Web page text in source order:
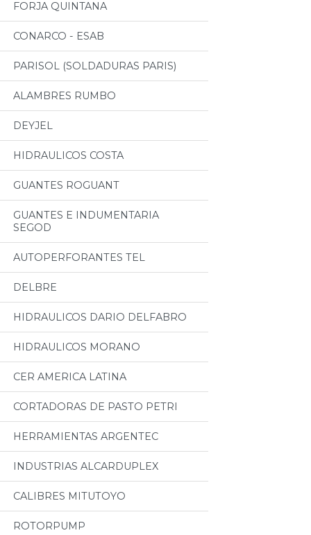
FORJA QUINTANA
CONARCO - ESAB
PARISOL (SOLDADURAS PARIS)
ALAMBRES RUMBO
DEYJEL
HIDRAULICOS COSTA
GUANTES ROGUANT
GUANTES E INDUMENTARIA
SEGOD
AUTOPERFORANTES TEL
DELBRE
HIDRAULICOS DARIO DELFABRO
HIDRAULICOS MORANO
CER AMERICA LATINA
CORTADORAS DE PASTO PETRI
HERRAMIENTAS ARGENTEC
INDUSTRIAS ALCARDUPLEX
CALIBRES MITUTOYO
ROTORPUMP